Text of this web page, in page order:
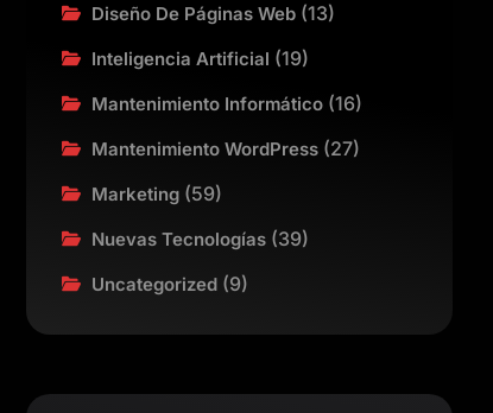
Diseño De Páginas Web(13)
Inteligencia Artificial (19)
Mantenimiento Informático(16)
Mantenimiento WordPress(27)
Marketing(59)
Nuevas Tecnologías(39)
Uncategorized(9)